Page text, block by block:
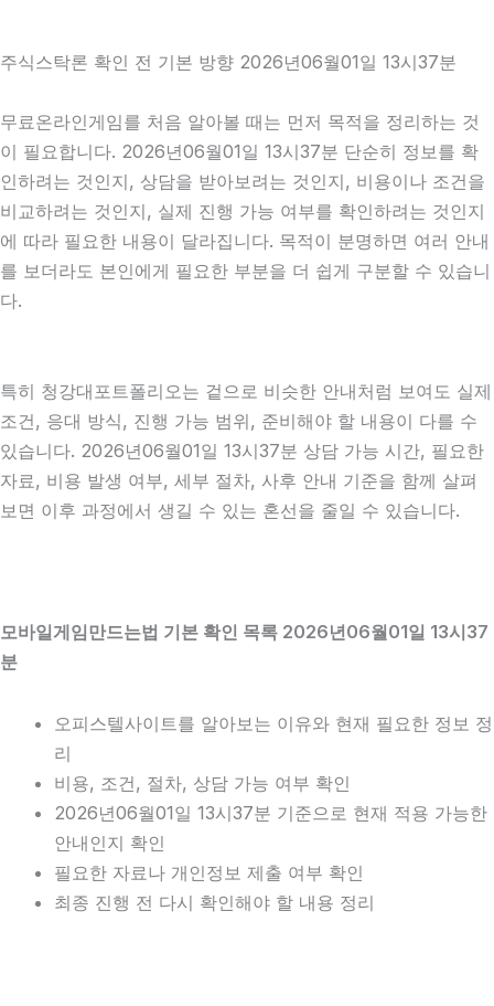
주식스탁론 확인 전 기본 방향 2026년06월01일 13시37분
무료온라인게임를 처음 알아볼 때는 먼저 목적을 정리하는 것
이 필요합니다. 2026년06월01일 13시37분 단순히 정보를 확
인하려는 것인지, 상담을 받아보려는 것인지, 비용이나 조건을
비교하려는 것인지, 실제 진행 가능 여부를 확인하려는 것인지
에 따라 필요한 내용이 달라집니다. 목적이 분명하면 여러 안내
를 보더라도 본인에게 필요한 부분을 더 쉽게 구분할 수 있습니
다.
특히 청강대포트폴리오는 겉으로 비슷한 안내처럼 보여도 실제
조건, 응대 방식, 진행 가능 범위, 준비해야 할 내용이 다를 수
있습니다. 2026년06월01일 13시37분 상담 가능 시간, 필요한
자료, 비용 발생 여부, 세부 절차, 사후 안내 기준을 함께 살펴
보면 이후 과정에서 생길 수 있는 혼선을 줄일 수 있습니다.
모바일게임만드는법 기본 확인 목록 2026년06월01일 13시37
분
오피스텔사이트를 알아보는 이유와 현재 필요한 정보 정
리
비용, 조건, 절차, 상담 가능 여부 확인
2026년06월01일 13시37분 기준으로 현재 적용 가능한
안내인지 확인
필요한 자료나 개인정보 제출 여부 확인
최종 진행 전 다시 확인해야 할 내용 정리